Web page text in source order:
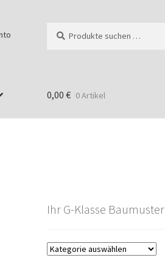
nach:
0,00 € 0 Artikel
Ihr G-Klasse Baumuster